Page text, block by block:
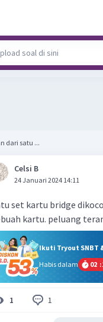
dari satu ...
Celsi B
24 Januari 2024 14:11
set kartu bridge
kartu. peluang
Ikuti Tryout SNBT
Habis dalam
02 :
1 1